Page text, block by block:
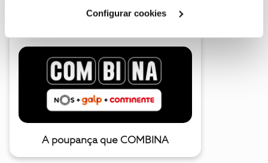
Configurar cookies
A poupança que COMBINA